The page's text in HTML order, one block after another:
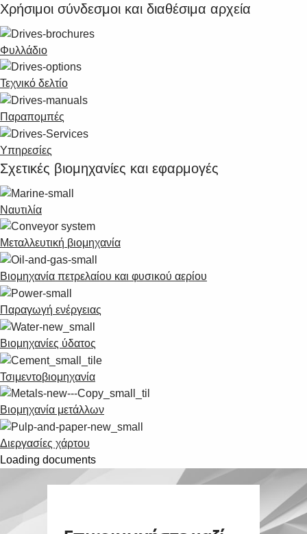
Χρήσιμοι σύνδεσμοι και διαθέσιμα αρχεία
Φυλλάδιο
Τεχνικό δελτίο
Παραπομπές
Υπηρεσίες
Σχετικές βιομηχανίες και εφαρμογές
Ναυτιλία
Μεταλλευτική βιομηχανία
Βιομηχανία πετρελαίου και φυσικού αερίου
Παραγωγή ενέργειας
Βιομηχανίες ύδατος
Τσιμεντοβιομηχανία
Βιομηχανία μετάλλων
Διεργασίες χάρτου
Loading documents